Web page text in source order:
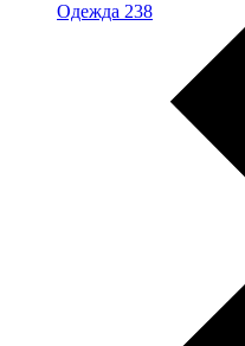
Одежда 238